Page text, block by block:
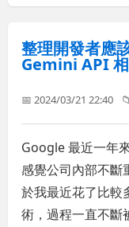
整理開發者應
Gemini API
📅 2024/03/21 22:40
Google 最近一年
感覺公司內部不斷
於我最近花了比
術，過程一直不斷